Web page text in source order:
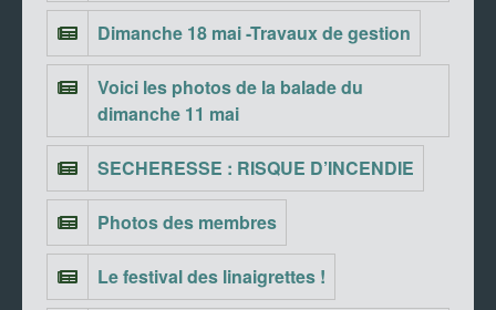
Dimanche 18 mai -Travaux de gestion
Voici les photos de la balade du
dimanche 11 mai
SECHERESSE : RISQUE D’INCENDIE
Photos des membres
Le festival des linaigrettes !